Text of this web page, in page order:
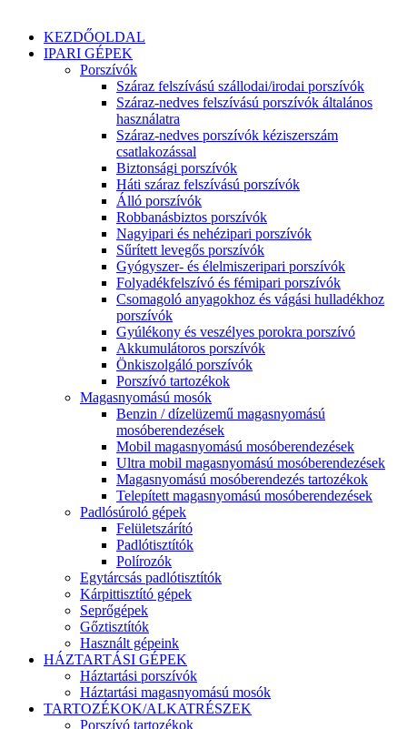
KEZDŐOLDAL
IPARI GÉPEK
Porszívók
Száraz felszívású szállodai/irodai porszívók
Száraz-nedves felszívású porszívók általános
használatra
Száraz-nedves porszívók kéziszerszám
csatlakozással
Biztonsági porszívók
Háti száraz felszívású porszívók
Álló porszívók
Robbanásbiztos porszívók
Nagyipari és nehézipari porszívók
Sűrített levegős porszívók
Gyógyszer- és élelmiszeripari porszívók
Folyadékfelszívó és fémipari porszívók
Csomagoló anyagokhoz és vágási hulladékhoz
porszívók
Gyúlékony és veszélyes porokra porszívó
Akkumulátoros porszívók
Önkiszolgáló porszívók
Porszívó tartozékok
Magasnyomású mosók
Benzin / dízelüzemű magasnyomású
mosóberendezések
Mobil magasnyomású mosóberendezések
Ultra mobil magasnyomású mosóberendezések
Magasnyomású mosóberendezés tartozékok
Telepített magasnyomású mosóberendezések
Padlósúroló gépek
Felületszárító
Padlótisztítók
Polírozók
Egytárcsás padlótisztítók
Kárpittisztító gépek
Seprőgépek
Gőztisztítók
Használt gépeink
HÁZTARTÁSI GÉPEK
Háztartási porszívók
Háztartási magasnyomású mosók
TARTOZÉKOK/ALKATRÉSZEK
Porszívó tartozékok